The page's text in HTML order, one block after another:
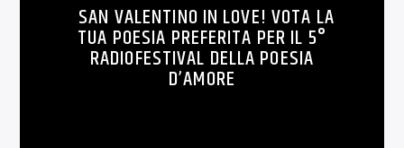
SAN VALENTINO IN LOVE! VOTA LA
TUA POESIA PREFERITA PER IL 5°
RADIOFESTIVAL DELLA POESIA
D’AMORE